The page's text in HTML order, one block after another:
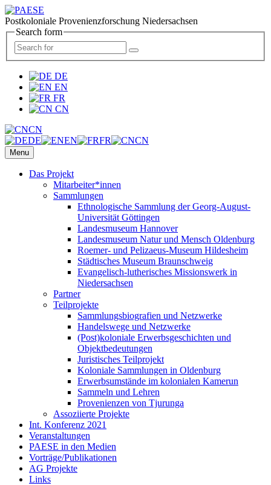
Postkoloniale Provenienzforschung Niedersachsen
Search form
DE
EN
FR
CN
CN
DE
EN FR CN
Menu
Das Projekt
Mitarbeiter*innen
Sammlungen
Ethnologische Sammlung der Georg-August-
Universität Göttingen
Landesmuseum Hannover
Landesmuseum Natur und Mensch Oldenburg
Roemer- und Pelizaeus-Museum Hildesheim
Städtisches Museum Braunschweig
Evangelisch-lutherisches Missionswerk in
Niedersachsen
Partner
Teilprojekte
Sammlungsbiografien und Netzwerke
Handelswege und Netzwerke
(Post)koloniale Erwerbsgeschichten und
Objektbedeutungen
Juristisches Teilprojekt
Koloniale Sammlungen in Oldenburg
Erwerbsumstände im kolonialen Kamerun
Sammeln und Lehren
Provenienzen von Tjurunga
Assoziierte Projekte
Int. Konferenz 2021
Veranstaltungen
PAESE in den Medien
Vorträge/Publikationen
AG Projekte
Links